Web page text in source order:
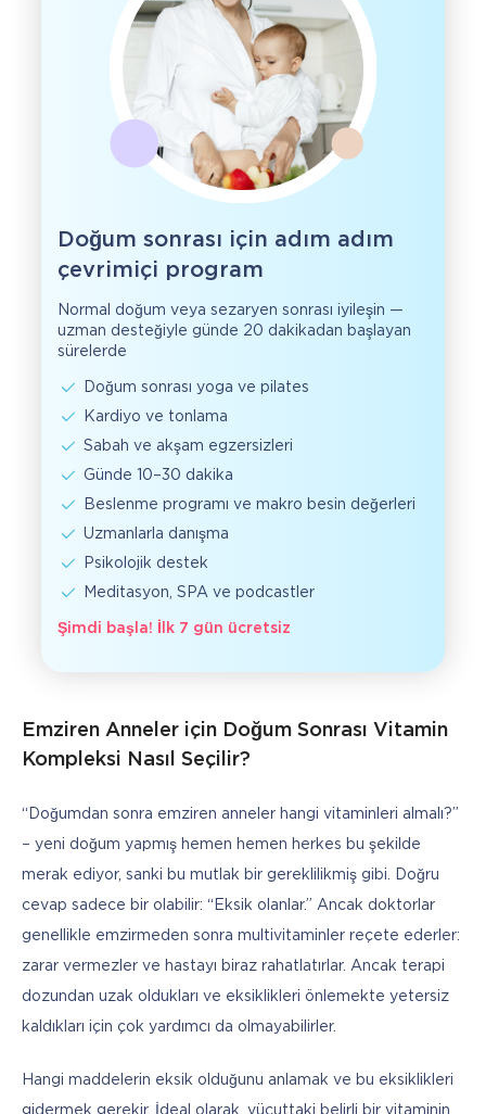
Doğum sonrası için adım adım
çevrimiçi program
Normal doğum veya sezaryen sonrası iyileşin —
uzman desteğiyle günde 20 dakikadan başlayan
sürelerde
Doğum sonrası yoga ve pilates
Kardiyo ve tonlama
Sabah ve akşam egzersizleri
Günde 10–30 dakika
Beslenme programı ve makro besin değerleri
Uzmanlarla danışma
Psikolojik destek
Meditasyon, SPA ve podcastler
Şimdi başla! İlk 7 gün ücretsiz
Emziren Anneler için Doğum Sonrası Vitamin
Kompleksi Nasıl Seçilir?
“Doğumdan sonra emziren anneler hangi vitaminleri almalı?”
– yeni doğum yapmış hemen hemen herkes bu şekilde
merak ediyor, sanki bu mutlak bir gereklilikmiş gibi. Doğru
cevap sadece bir olabilir: “Eksik olanlar.” Ancak doktorlar
genellikle emzirmeden sonra multivitaminler reçete ederler:
zarar vermezler ve hastayı biraz rahatlatırlar. Ancak terapi
dozundan uzak oldukları ve eksiklikleri önlemekte yetersiz
kaldıkları için çok yardımcı da olmayabilirler.
Hangi maddelerin eksik olduğunu anlamak ve bu eksiklikleri
gidermek gerekir. İdeal olarak, vücuttaki belirli bir vitaminin